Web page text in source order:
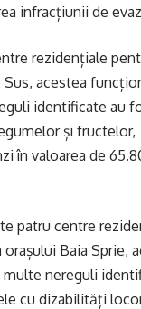
infracțiunii de
rezidențiale
Sus, acestea
identificate au
și
în valoarea de
patru centre
Baia
nereguli
cu dizabilități